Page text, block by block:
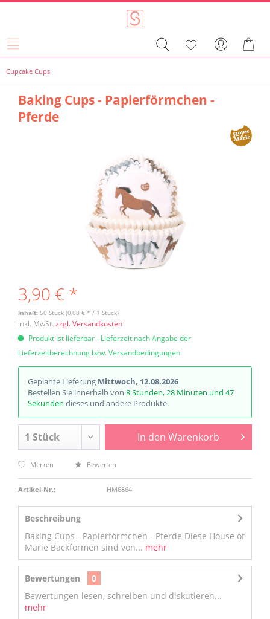
Cupcake Cups
Baking Cups - Papierförmchen -
Pferde
3,90 € *
Inhalt: 50 Stück (0,08 € * / 1 Stück)
inkl. MwSt. zzgl. Versandkosten
Produkt ist lieferbar - Lieferzeit nach Angabe der
Lieferzeitberechnung bzw. Versandbedingungen
Geplante Lieferung Mittwoch, 12.08.2026
Bestellen Sie innerhalb von 8 Stunden, 28 Minuten und 47
Sekunden dieses und andere Produkte.
In den Warenkorb
Merken Bewerten
Artikel-Nr.: HM6864
Beschreibung
Baking Cups - Papierförmchen - Pferde Diese House of
Marie Backformen sind von... mehr
Bewertungen
0
Bewertungen lesen, schreiben und diskutieren...
mehr